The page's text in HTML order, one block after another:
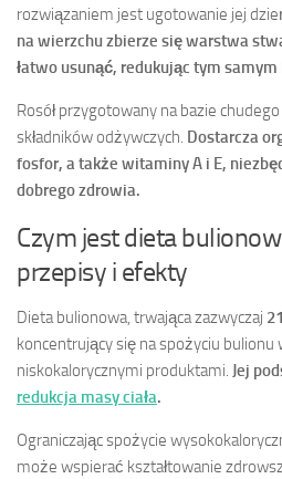
rozwiązaniem jest ugotowanie jej
na wierzchu zbierze się warstwa
łatwo usunąć, redukując tym
Rosół przygotowany na bazie
składników odżywczych. Dostarcza
fosfor, a także witaminy A i E,
dobrego zdrowia.
Czym jest dieta
przepisy i efekty
Dieta bulionowa, trwająca zazwyczaj
koncentrujący się na spożyciu bulionu
niskokalorycznymi produktami. Jej
redukcja masy ciała.
Ograniczając spożycie
może wspierać kształtowanie